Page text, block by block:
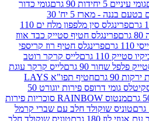
גומי כדור
מבוקשים בטעם בננה - מארז 5 יח' 30
פרינגלס סין מלפפון מלח ים 110
חטיף סטייק כבד אווז
פרינגלס חטיף רוז קריספי
לייס קרקר רוטב
גרם
לייס קרקר עוגת
חטיף תפו"א LAYS
סקיטלס גומי דרופס פירות יוגורט 50
מנטוס RAINBOW סוכריות פירות
חלב עם שברי קרמל
טוניס שוקולד חלב